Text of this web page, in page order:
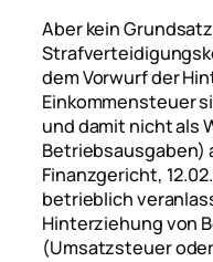
Aber kein
dem Vorwurf der
Einkommensteuer
und damit nicht als
Betriebsausgaben)
Finanzgericht,
betrieblich
Hinterziehung von
(Umsatzsteuer